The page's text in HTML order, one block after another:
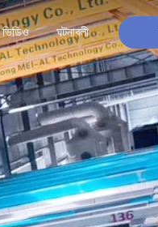
ভিডিও ঘটনাবলী